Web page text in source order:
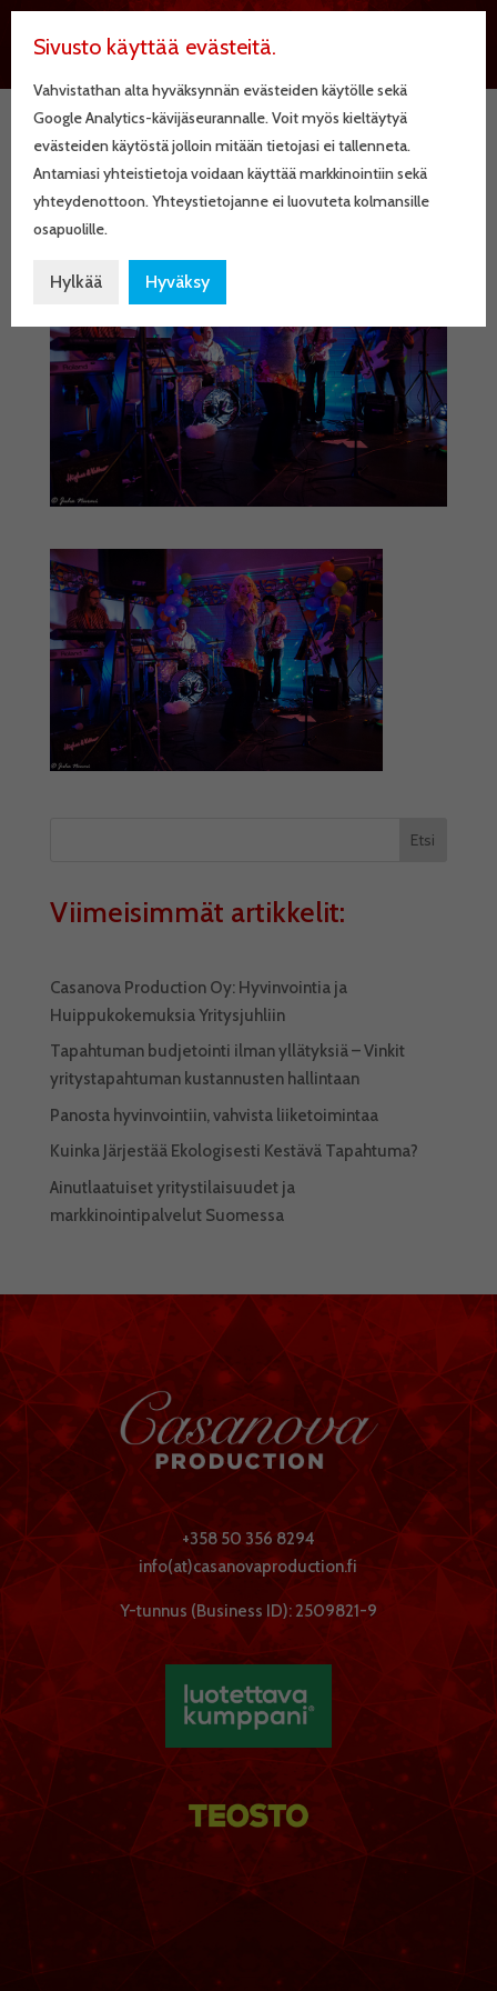
20151120_224718DSC_737
8-136
Etsi
Viimeisimmät artikkelit:
Casanova Production Oy: Hyvinvointia ja
Huippukokemuksia Yritysjuhliin
Tapahtuman budjetointi ilman yllätyksiä – Vinkit
yritystapahtuman kustannusten hallintaan
Panosta hyvinvointiin, vahvista liiketoimintaa
Kuinka Järjestää Ekologisesti Kestävä Tapahtuma?
Ainutlaatuiset yritystilaisuudet ja
markkinointipalvelut Suomessa
+358 50 356 8294
info(at)casanovaproduction.fi
Y-tunnus (Business ID): 2509821-9
Sivusto käyttää evästeitä.
Vahvistathan alta hyväksynnän evästeiden käytölle sekä
Google Analytics-kävijäseurannalle. Voit myös kieltäytyä
evästeiden käytöstä jolloin mitään tietojasi ei tallenneta.
Antamiasi yhteistietoja voidaan käyttää markkinointiin sekä
yhteydenottoon. Yhteystietojanne ei luovuteta kolmansille
osapuolille.
Hylkää Hyväksy